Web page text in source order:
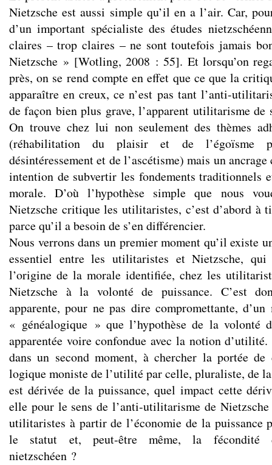
Nietzsche est aussi simple qu’il en a l’air. Car,
d’un important spécialiste des études
claires – trop claires – ne sont toutefois jamais
Nietzsche » [Wotling, 2008 : 55]. Et lorsqu’on
près, on se rend compte en effet que ce que la
apparaître en creux, ce n’est pas tant l’anti-
de façon bien plus grave, l’apparent utilitarisme de
On trouve chez lui non seulement des thèmes
(réhabilitation du plaisir et de l’égoïsme
désintéressement et de l’ascétisme) mais un
intention de subvertir les fondements traditionnels
morale. D’où l’hypothèse simple que nous
Nietzsche critique les utilitaristes, c’est d’abord à
parce qu’il a besoin de s’en différencier.
Nous verrons dans un premier moment qu’il existe
essentiel entre les utilitaristes et Nietzsche,
l’origine de la morale identifiée, chez les
Nietzsche à la volonté de puissance. C’est
apparente, pour ne pas dire compromettante, d’un
« généalogique » que l’hypothèse de la volonté
apparentée voire confondue avec la notion
dans un second moment, à chercher la portée de
logique moniste de l’utilité par celle, pluraliste, de
est dérivée de la puissance, quel impact cette
elle pour le sens de l’anti-utilitarisme de
utilitaristes à partir de l’économie de la puissance
le statut et, peut-être même, la fécondité
nietzschéen ?